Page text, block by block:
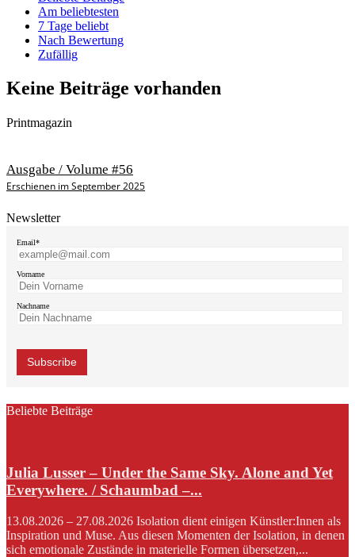
Am beliebtesten
7 Tage beliebt
Nach Bewertung
Zufällig
Keine Beiträge vorhanden
Printmagazin
Ausgabe / Volume #56
Erschienen im September 2025
Newsletter
Email*
Vorname
Nachname
Beliebte Beiträge
Julia Lusser – Under the Same Sky. Alone and Yet
Everywhere. / Schaumbad –...
13.08.2026 – 27.08.2026 Isolation dient einigen Künstler:Innen als
Inspiration und Muse. Aus diesen Momenten der Isolation, in denen
sich emotionale Zustände in materielle Formen übersetzen,...